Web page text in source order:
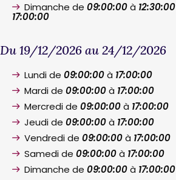
Dimanche de 09:00:00à 12:30:00
17:00:00
Du 19/12/2026 au 24/12/2026
Lundi de 09:00:00à 17:00:00
Mardi de 09:00:00à 17:00:00
Mercredi de 09:00:00à 17:00:00
Jeudi de 09:00:00à 17:00:00
Vendredi de 09:00:00à 17:00:00
Samedi de 09:00:00à 17:00:00
Dimanche de 09:00:00à 17:00:00